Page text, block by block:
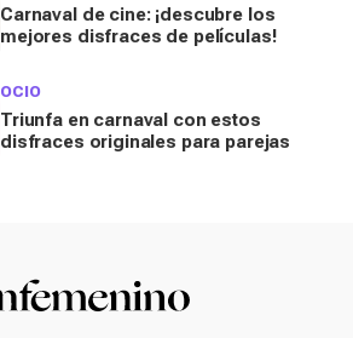
Carnaval de cine: ¡descubre los
mejores disfraces de películas!
OCIO
Triunfa en carnaval con estos
disfraces originales para parejas